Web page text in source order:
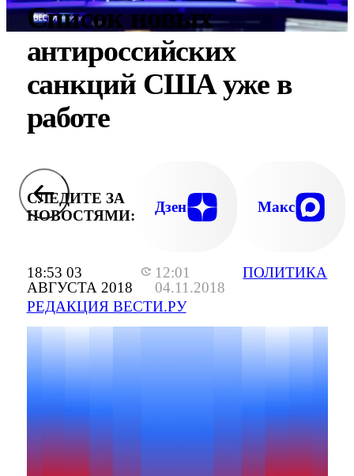
18:53 03
АВГУСТА 2018
12:01
04.11.2018
РЕДАКЦИЯ ВЕСТИ.РУ
ПОЛИТИКА
Список новых
антироссийских
санкций США уже в
работе
СЛЕДИТЕ ЗА
НОВОСТЯМИ:
Дзен Макс